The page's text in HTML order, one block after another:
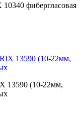
фибергласовая
13590 (10-22мм,